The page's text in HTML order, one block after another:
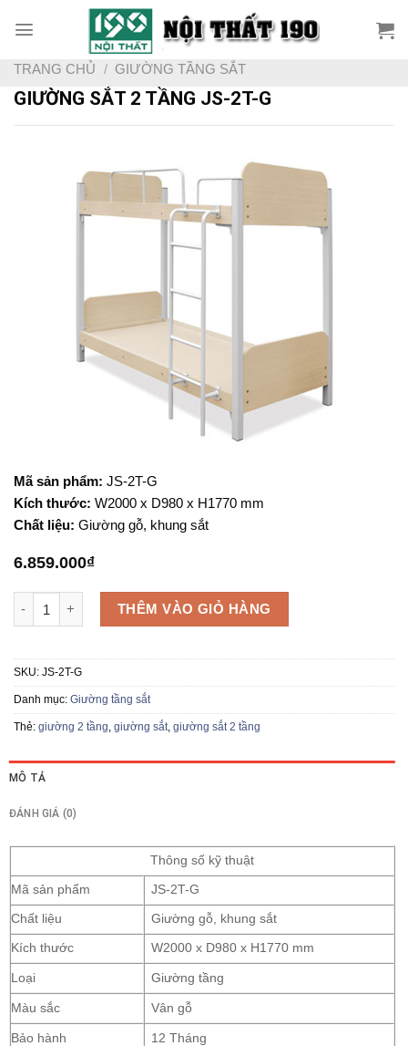
TRANG CHỦ / GIƯỜNG TẦNG SẮT
GIƯỜNG SẮT 2 TẦNG JS-2T-G
Mã sản phẩm: JS-2T-G
Kích thước: W2000 x D980 x H1770 mm
Chất liệu: Giường gỗ, khung sắt
6.859.000₫
Giường sắt 2 tầng JS-2T-G số lượng
THÊM VÀO GIỎ HÀNG
SKU: JS-2T-G
Danh mục: Giường tầng sắt
Thẻ: giường 2 tầng giường sắt giường sắt 2 tầng
MÔ TẢ
ĐÁNH GIÁ (0)
Thông số kỹ thuật
Mã sản phẩm JS-2T-G
Chất liệu Giường gỗ, khung sắt
Kích thước W2000 x D980 x H1770 mm
Loại Giường tầng
Màu sắc Vân gỗ
Bảo hành 12 Tháng